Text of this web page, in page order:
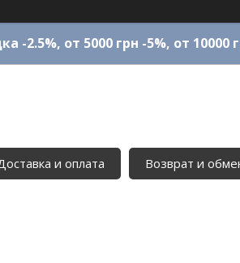
-2.5%, от 5000 грн -5%, от 10000
и оплата Возврат и